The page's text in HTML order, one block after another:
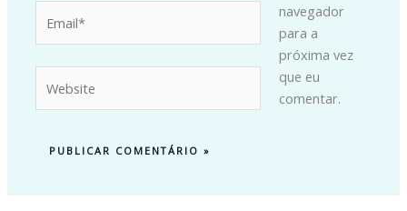
navegador
para a
próxima vez
que eu
comentar.